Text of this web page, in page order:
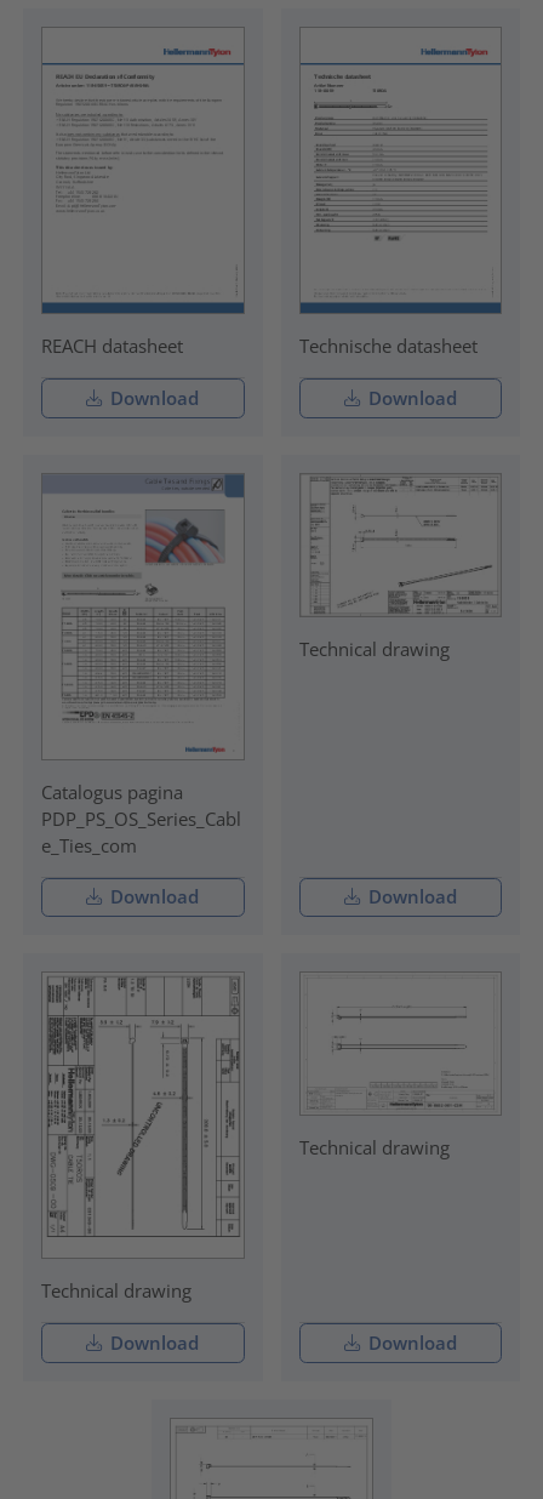
REACH datasheet
Download
Technische datasheet
Download
Catalogus pagina
PDP_PS_OS_Series_Cabl
e_Ties_com
Download
Technical drawing
Download
Technical drawing
Download
Technical drawing
Download